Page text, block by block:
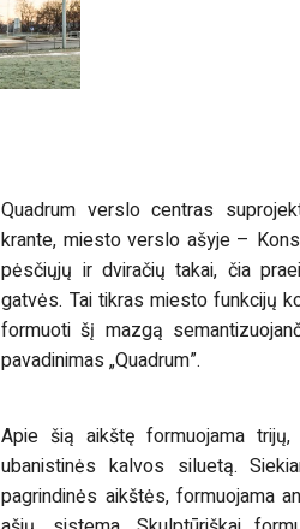
Quadrum verslo centras
krante, miesto verslo ašyje –
pėsčiųjų ir dviračių takai, čia
gatvės. Tai tikras miesto funkcijų
formuoti šį mazgą
pavadinimas „Quadrum”.
Apie šią aikštę formuojama trijų,
ubanistinės kalvos siluetą.
pagrindinės aikštės, formuojama